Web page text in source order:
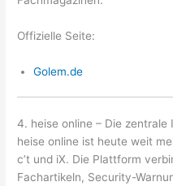
Offizielle Seite:
Golem.de
4. heise online – Die
heise online ist heute weit
c’t und iX. Die Plattform
Fachartikeln, Security-